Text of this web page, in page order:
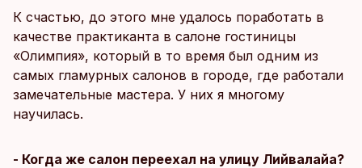
К счастью, до этого мне удалось поработать в
качестве практиканта в салоне гостиницы
«Олимпия», который в то время был одним из
самых гламурных салонов в городе, где работали
замечательные мастера. У них я многому
научилась.
- Когда же салон переехал на улицу Лийвалайа?